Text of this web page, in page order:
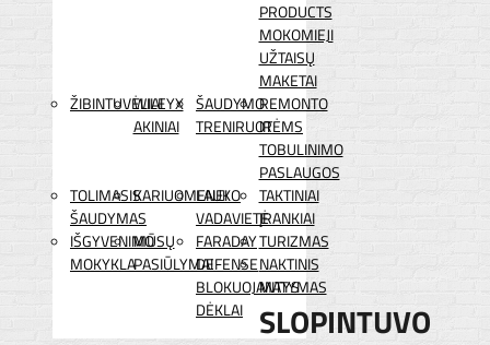
PRODUCTS
MOKOMIEJI
UŽTAISŲ
MAKETAI
ŽIBINTUVĖLIAI
WILEYX
AKINIAI
ŠAUDYMO
TRENIRUOTĖMS
REMONTO
IR
TOBULINIMO
PASLAUGOS
TOLIMASIS
ŠAUDYMAS
KARIUOMENEI
LAUKO
VADAVIETĖ
TAKTINIAI
ĮRANKIAI
IŠGYVENIMO
MOKYKLA
MŪSŲ
PASIŪLYMAI
FARADAY
DEFENSE
BLOKUOJANTYS
DĖKLAI
TURIZMAS
NAKTINIS
MATYMAS
SLOPINTUVO